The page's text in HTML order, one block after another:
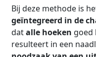
Bij deze methode is
geïntegreerd in de
datalle hoeken goed
resulteert in een